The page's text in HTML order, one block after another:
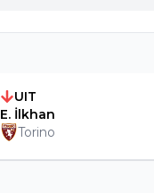
UIT
E. İlkhan
Torino